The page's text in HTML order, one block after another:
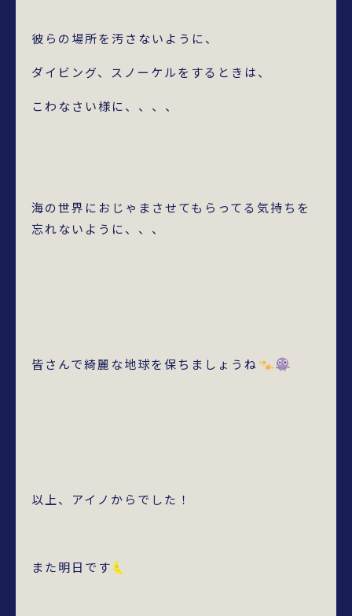
彼らの場所を汚さないように、
ダイビング、スノーケルをするときは、
こわなさい様に、、、、
海の世界におじゃまさせてもらってる気持ちを
忘れないように、、、
皆さんで綺麗な地球を保ちましょうね
以上、アイノからでした！
また明日です